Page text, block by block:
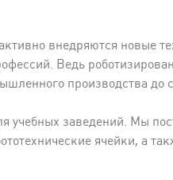
внедряются новые
Ведь
производства до
учебных заведений. Мы
ячейки, а